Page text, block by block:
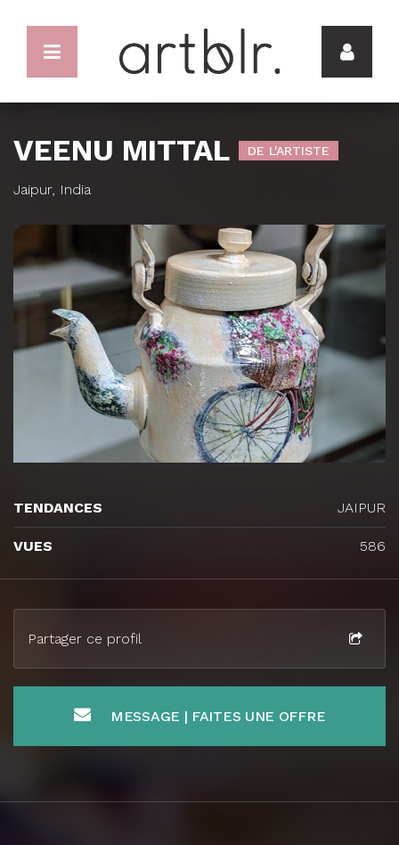
VEENU MITTAL DE L'ARTISTE
Jaipur, India
Partager ce profil
MESSAGE | FAITES UNE OFFRE
TENDANCES JAIPUR
VUES 586